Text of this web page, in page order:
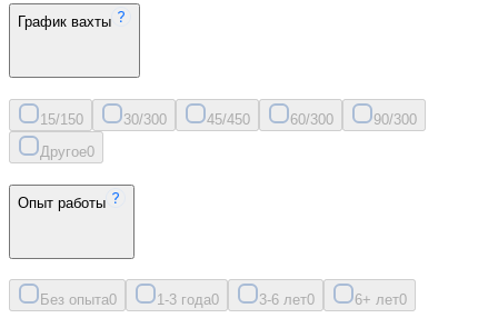
График вахты
15/150 30/300 45/450 60/300 90/300
Другое0
Опыт работы
Без опыта0 1-3 года0 3-6 лет0 6+ лет0